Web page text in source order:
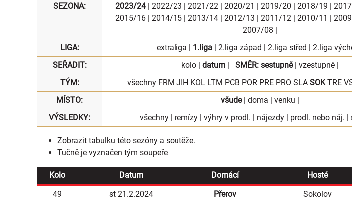
SEZONA: 2023/24| 2022/23 | 2021/22 | 2020/21 | 2019/20 | 2018/19 |
2015/16 | 2014/15 | 2013/14 | 2012/13 | 2011/12 | 2010/11 |
2007/08 |
LIGA:
extraliga | 1.liga| 2.liga západ | 2.liga střed | 2.liga
SEŘADIT:
kolo| datum| SMĚR: sestupně| vzestupně|
TÝM:
všechny FRM JIH KOL LTM PCB POR PRE PRO SLA SOK TRE
MÍSTO:
všude| doma | venku |
VÝSLEDKY:
všechny| remízy| výhry v prodl. | nájezdy| prodl. nebo náj. |
Zobrazit tabulku této sezóny a soutěže.
Tučně je vyznačen tým soupeře
Kolo Datum Domácí Hosté
49
st 21.2.2024 Přerov Sokolov